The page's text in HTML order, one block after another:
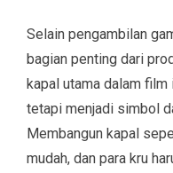
Selain pengambilan
bagian penting dari
kapal utama dalam film
tetapi menjadi simbol
Membangun kapal
mudah, dan para kru